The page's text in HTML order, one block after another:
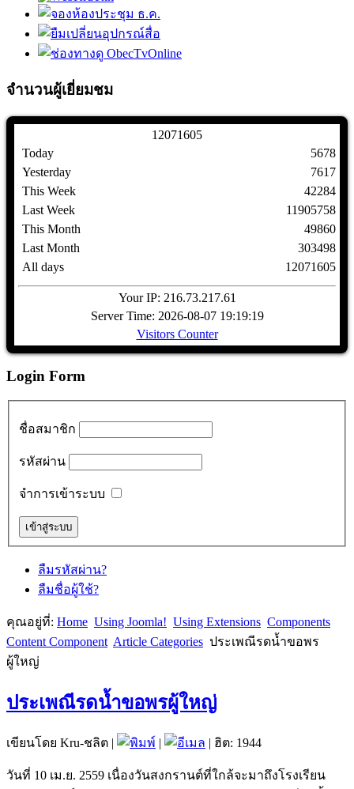
จำนวนผู้เยี่ยมชม
1 2071605
Today
Yesterday
This Week
Last Week
This Month
Last Month
All days
5678
7617
42284
11905758
49860
303498
12071605
Your IP: 216.73.217.61
Server Time: 2026-08-07 19:19:19
Visitors Counter
Login Form
ชื่อสมาชิก
รหัสผ่าน
จำการเข้าระบบ
ลืมรหัสผ่าน?
ลืมชื่อผู้ใช้?
คุณอยู่ที่: Home Using Joomla! Using Extensions Components
Content Component Article Categories ประเพณีรดน้ำขอพร
ผู้ใหญ่
ประเพณีรดน้ำขอพรผู้ใหญ่
เขียนโดย Kru-ชลิต | ฮิต: 1944
วันที่ 10 เม.ย. 2559 เนื่องวันสงกรานต์ที่ใกล้จะมาถึงโรงเรียน